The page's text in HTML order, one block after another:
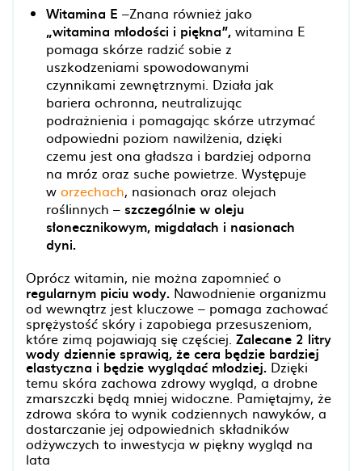
Witamina E –Znana również jako
„witamina młodości i piękna”, witamina E
pomaga skórze radzić sobie z
uszkodzeniami spowodowanymi
czynnikami zewnętrznymi. Działa jak
bariera ochronna, neutralizując
podrażnienia i pomagając skórze utrzymać
odpowiedni poziom nawilżenia, dzięki
czemu jest ona gładsza i bardziej odporna
na mróz oraz suche powietrze. Występuje
w orzechach, nasionach oraz olejach
roślinnych – szczególnie w oleju
słonecznikowym, migdałach i nasionach
dyni.
Oprócz witamin, nie można zapomnieć o
regularnym piciu wody. Nawodnienie organizmu
od wewnątrz jest kluczowe – pomaga zachować
sprężystość skóry i zapobiega przesuszeniom,
które zimą pojawiają się częściej. Zalecane 2 litry
wody dziennie sprawią, że cera będzie bardziej
elastyczna i będzie wyglądać młodziej. Dzięki
temu skóra zachowa zdrowy wygląd, a drobne
zmarszczki będą mniej widoczne. Pamiętajmy, że
zdrowa skóra to wynik codziennych nawyków, a
dostarczanie jej odpowiednich składników
odżywczych to inwestycja w piękny wygląd na
lata